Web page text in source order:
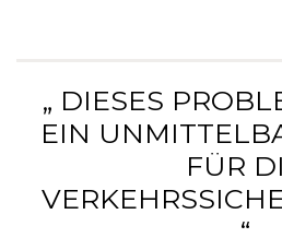
„ DIESES
EIN
FÜR
“